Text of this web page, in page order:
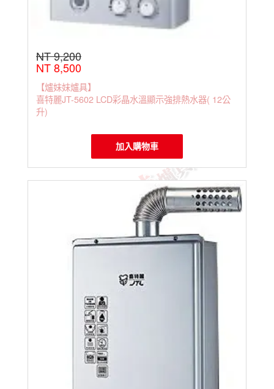
NT 9,200
NT 8,500
【爐妹妹爐具】
喜特麗JT-5602 LCD彩晶水溫顯示強排熱水器( 12公
升)
加入購物車